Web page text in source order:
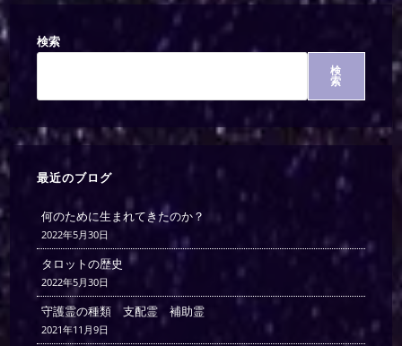
検索
検
索
最近のブログ
何のために生まれてきたのか？
2022年5月30日
タロットの歴史
2022年5月30日
守護霊の種類 支配霊 補助霊
2021年11月9日